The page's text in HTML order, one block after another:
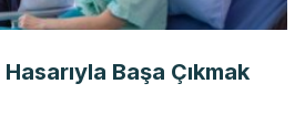
Başa Çıkmak